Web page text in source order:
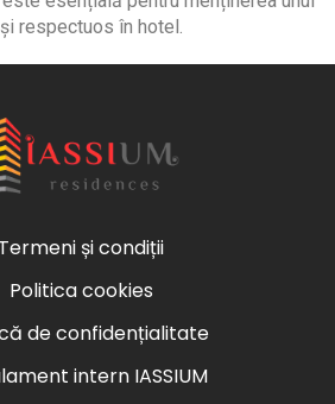
respectuos în hotel.
Termeni și condiții
Politica cookies
de confidențialitate
intern IASSIUM